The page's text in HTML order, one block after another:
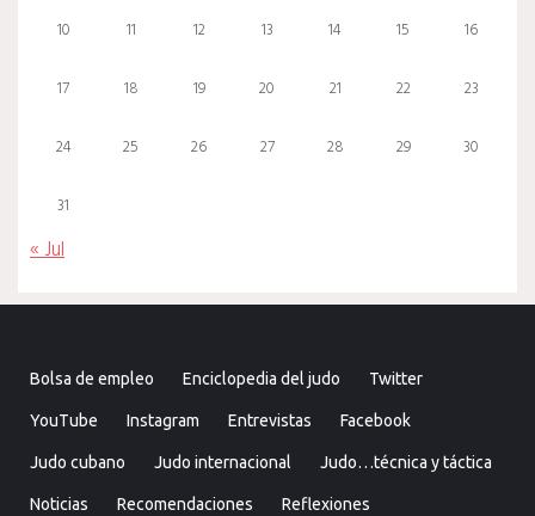
10 11 12 13 14 15 16
17 18 19 20 21 22 23
24 25 26 27 28 29 30
31
« Jul
Bolsa de empleo Enciclopedia del judo Twitter
YouTube Instagram Entrevistas Facebook
Judo cubano Judo internacional Judo…técnica y táctica
Noticias Recomendaciones Reflexiones